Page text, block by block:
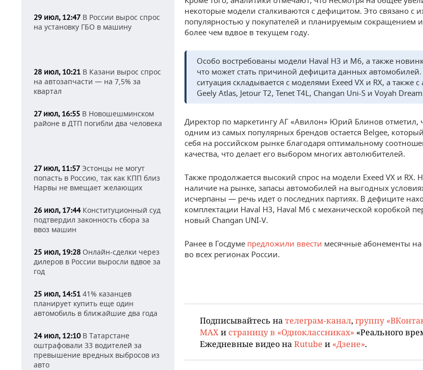
29 июл, 12:47 В России вырос спрос
на установку ГБО в машину
28 июл, 10:21 В Казани вырос спрос
на автозапчасти — на 7,5% за
квартал
27 июл, 16:55 В Новошешминском
районе в ДТП погибли два человека
27 июл, 11:57 Эстонцы не могут
попасть в Россию, так как КПП близ
Нарвы не вмещает желающих
26 июл, 17:44Конституционный суд
подтвердил законность сбора за
ввоз машин
25 июл, 19:28 Онлайн-сделки через
дилеров в России выросли вдвое за
год
25 июл, 14:51 41% казанцев
планирует купить еще один
автомобиль в ближайшие два года
24 июл, 12:10В Татарстане
оштрафовали 33 водителей за
превышение вредных выбросов из
авто
некоторые модели сталкиваются с дефицитом. Это связано с
популярностью у покупателей и планируемым сокращением
более чем вдвое в текущем году.
Особо востребованы модели Haval H3 и M6, а также
что может стать причиной дефицита данных
ситуация складывается с моделями Exeed VX и RX, а также
Geely Atlas, Jetour T2, Tenet T4L, Changan Uni-S и Voyah
Директор по маркетингу АГ «Авилон» Юрий Блинов отметил,
одним из самых популярных брендов остается Belgee,
себя на российском рынке благодаря оптимальному
качества, что делает его выбором многих автолюбителей.
Также продолжается высокий спрос на модели Exeed VX и RX.
наличие на рынке, запасы автомобилей на выгодных
исчерпаны — речь идет о последних партиях. В дефиците
комплектации Haval H3, Haval M6 с механической коробкой
новый Changan UNI-V.
Ранее в Госдуме предложили ввести месячные абонементы
во всех регионах России.
Подписывайтесь на телеграм-канал, группу
MAX и страницу в «Одноклассниках» «Реального
Ежедневные видео на Rutube и «Дзене».